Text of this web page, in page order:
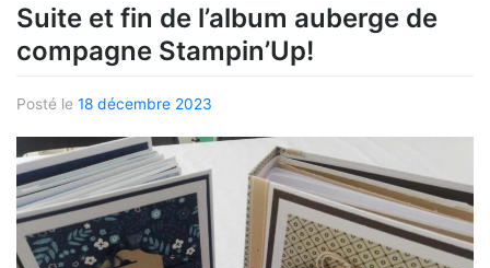
Suite et fin de l’album auberge de
compagne Stampin’Up!
Posté le 18 décembre 2023